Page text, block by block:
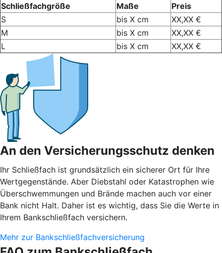
Schließfachgröße Maße
Preis
S
bis X cm
XX,XX €
M
bis X cm
XX,XX €
L
bis X cm XX,XX €
An den Versicherungsschutz denken
Ihr Schließfach ist grundsätzlich ein sicherer Ort für Ihre
Wertgegenstände. Aber Diebstahl oder Katastrophen wie
Überschwemmungen und Brände machen auch vor einer
Bank nicht Halt. Daher ist es wichtig, dass Sie die Werte in
Ihrem Bankschließfach versichern.
Mehr zur Bankschließfachversicherung